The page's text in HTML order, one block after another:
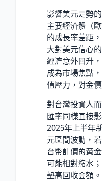
影響美元走勢
主要經濟體（
的成長率差距
大對美元信心
經濟意外回升
成為市場焦點
值壓力，對金
對台灣投資人
匯率同樣直接
2026年上半年
元區間波動，
台幣計價的黃
可能相對縮水
墊高回收金額。